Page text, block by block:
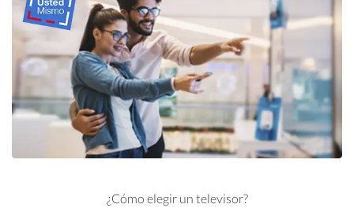
¿Cómo elegir un televisor?